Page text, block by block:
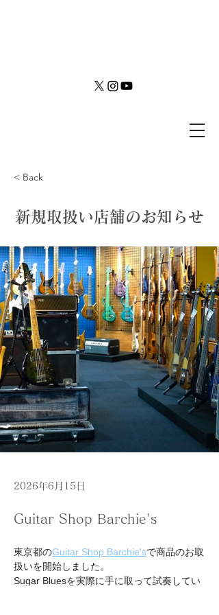
< Back
新規取扱い店舗のお知らせ
2026年6月15日
Guitar Shop Barchie's
東京都のGuitar Shop Barchie'sで商品のお取
扱いを開始しました。
Sugar Bluesを実際に手に取って試奏してい